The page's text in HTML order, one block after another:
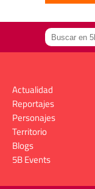
Actualidad
Reportajes
Personajes
Territorio
Blogs
5B Events